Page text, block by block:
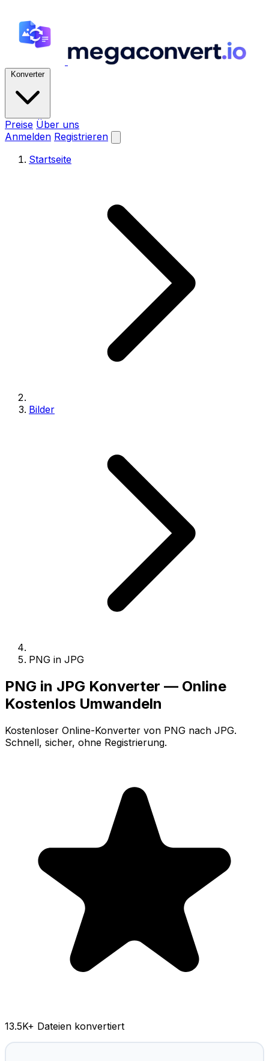
Konverter
Preise Über uns
Anmelden Registrieren
Startseite
Bilder
PNG in JPG
PNG in JPG Konverter — Online
Kostenlos Umwandeln
Kostenloser Online-Konverter von PNG nach JPG.
Schnell, sicher, ohne Registrierung.
13.5K+ Dateien konvertiert